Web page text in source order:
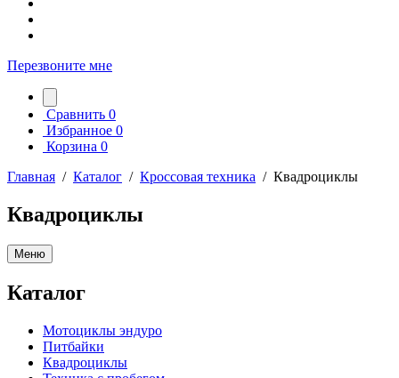
Перезвоните мне
Сравнить 0
Избранное 0
Корзина 0
Главная / Каталог / Кроссовая техника / Квадроциклы
Квадроциклы
Меню
Каталог
Мотоциклы эндуро
Питбайки
Квадроциклы